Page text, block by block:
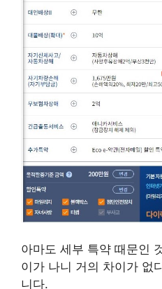
아마도 세부 특약 때문인
이가 나니 거의 차이가 없
니다.